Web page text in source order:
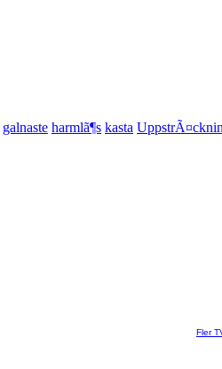
galnaste harmlã¶s kasta
Fler